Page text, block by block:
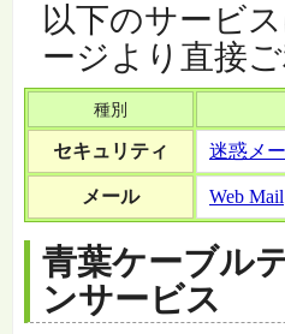
以下のサービ
ージより直接
種別
セキュリティ 迷惑メ
メール Web Mail
青葉ケーブル
ンサービス